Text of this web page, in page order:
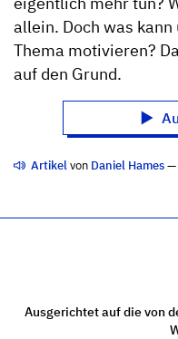
allein. Doch was
Thema motivieren?
auf den Grund.
Artikelvon Daniel Hames—
Ausgerichtet auf die von